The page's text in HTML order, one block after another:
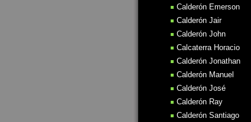
Calderón Emerson
Calderón Jair
Calderón John
Calcaterra Horacio
Calderón Jonathan
Calderón Manuel
Calderón José
Calderón Ray
Calderón Santiago